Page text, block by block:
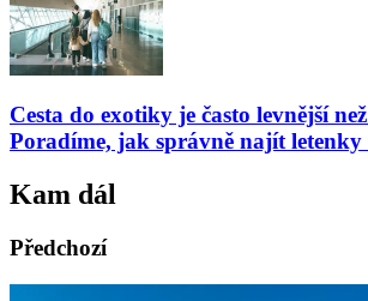
Cesta do exotiky je často levnější
Poradíme, jak správně najít
Kam dál
Předchozí